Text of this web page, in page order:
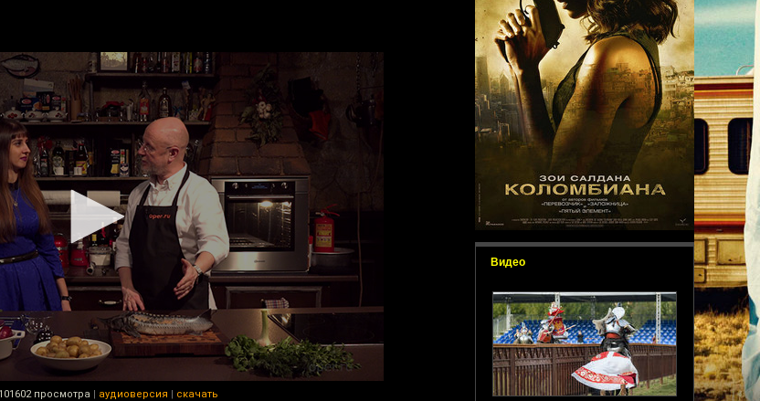
Видео
101602 просмотра | аудиоверсия | скачать